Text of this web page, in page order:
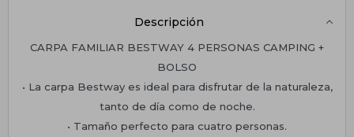
Descripción
CARPA FAMILIAR BESTWAY 4 PERSONAS CAMPING +
BOLSO
• La carpa Bestway es ideal para disfrutar de la naturaleza,
tanto de día como de noche.
• Tamaño perfecto para cuatro personas.